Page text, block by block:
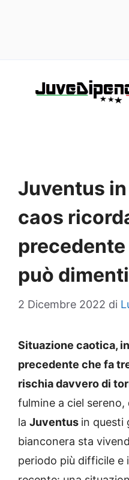
Juventus in
caos
può
2 Dicembre 2022 di
Situazione caotica,
precedente che fa
rischia davvero di
fulmine a ciel
la Juventus in questi
bianconera sta
periodo più difficile e